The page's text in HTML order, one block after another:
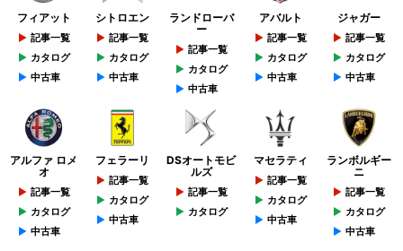
フィアット
記事一覧
カタログ
中古車
シトロエン
記事一覧
カタログ
中古車
ランドローバ
ー
記事一覧
カタログ
中古車
アバルト
記事一覧
カタログ
中古車
ジャガー
記事一覧
カタログ
中古車
アルファ ロメ
オ
記事一覧
カタログ
中古車
フェラーリ
記事一覧
カタログ
中古車
DSオートモビ
ルズ
記事一覧
カタログ
マセラティ
記事一覧
カタログ
中古車
ランボルギー
ニ
記事一覧
カタログ
中古車